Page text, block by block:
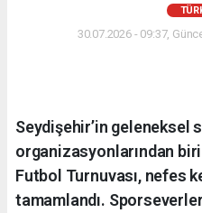
30.07.2026 - 09:37,
Seydişehir’in geleneksel
organizasyonlarından biri
Futbol Turnuvası, nefes
tamamlandı.